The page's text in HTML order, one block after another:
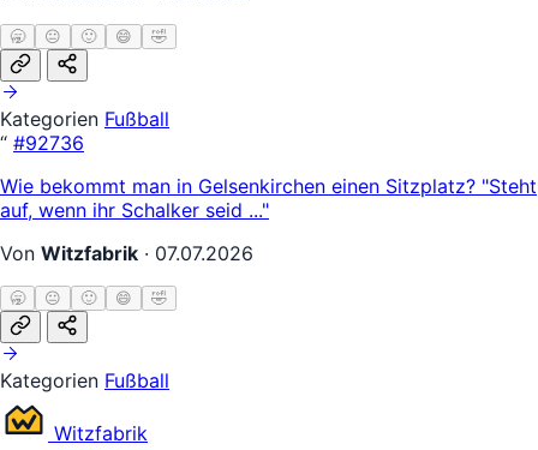
🥱 😐 🙂 😄 🤣
Kategorien Fußball
“ #92736
Wie bekommt man in Gelsenkirchen einen Sitzplatz? "Steht
auf, wenn ihr Schalker seid ..."
Von Witzfabrik · 07.07.2026
🥱 😐 🙂 😄 🤣
Kategorien Fußball
Witzfabrik